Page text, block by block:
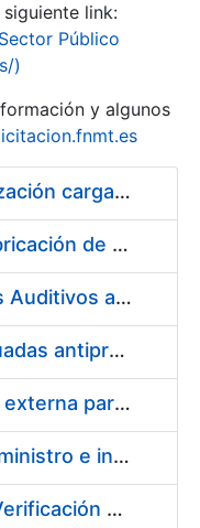
link:
Público
)
y algunos
Pliego condiciones optimización cargas compras firmado
Acuerdo marco para la fabricación de piezas
Suministro de Protectores Auditivos a medida para las personas trabajadoras de los Centros de Trabajo de Madrid y Burgos
Suministro de gafas graduadas antiproyecciones para los trabajadores de la FNMT-RCM en los centros de trabajo de Madrid y Burgos
Servicios de una empresa externa para el asesoramiento y resolución de los recursos de alzada que se presentan relacionados con procesos de selección para la FNMT-RCM
Acuerdo marco para el suministro e instalación de persianas, estores y otros complementos
Servicio de Calibración y Verificación Externa de los Equipos de Medición del Servicio de Prevención de la FNMT-RCM